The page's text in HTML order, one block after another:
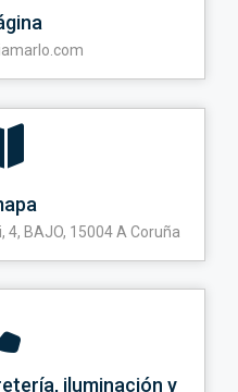
4, BAJO, 15004 A Coruña
iluminación y